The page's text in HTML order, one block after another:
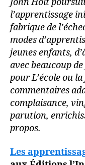
l’apprentissage
fabrique de
modes
jeunes enfants,
avec beaucoup
pour L’école ou
commentaires
complaisance,
parution,
propos.
Les